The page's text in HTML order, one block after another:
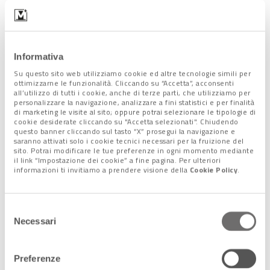
Informativa
Su questo sito web utilizziamo cookie ed altre tecnologie simili per
ottimizzarne le funzionalità. Cliccando su “Accetta”, acconsenti
all’utilizzo di tutti i cookie, anche di terze parti, che utilizziamo per
personalizzare la navigazione, analizzare a fini statistici e per finalità
di marketing le visite al sito; oppure potrai selezionare le tipologie di
cookie desiderate cliccando su "Accetta selezionati". Chiudendo
questo banner cliccando sul tasto “X” prosegui la navigazione e
saranno attivati solo i cookie tecnici necessari per la fruizione del
sito. Potrai modificare le tue preferenze in ogni momento mediante
il link “Impostazione dei cookie” a fine pagina. Per ulteriori
informazioni ti invitiamo a prendere visione della Cookie Policy.
delNecessari
Preferenze
In particolare, le
pazienti-Covid (-15 in 24 ore), compresi i negativizzati, sono
occupati il 31 marzo.
Continuano a scendere anche i ricoveri ordinari(2.603,
-58), anche se per scendere sotto il massimo del1 aprile
2020(2.068 pazienti Covid in area non critica) mancano
ancora poco più di 500 unità.
nuovi dimessisono stati infatti120,mentre l’incidenza di
nuovi casi positivi sui tamponieffettuati nelle 24 ore (869
su 47.011) è scesa al 2,03%. Ancora alto, invece, il numero
nazionale